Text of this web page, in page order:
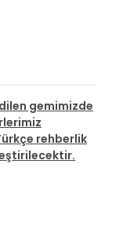
gemimizde
rehberlik